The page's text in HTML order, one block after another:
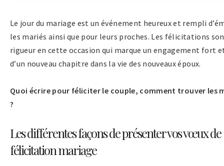
Le jour du mariage est un événement heureux et rempli
les mariés ainsi que pour leurs proches. Les félicitations
rigueur en cette occasion qui marque un engagement fort
d’un nouveau chapitre dans la vie des nouveaux époux.
Quoi écrire pour féliciter le couple, comment trouver les
?
Les différentes façons de présenter vos vœux de
félicitation mariage